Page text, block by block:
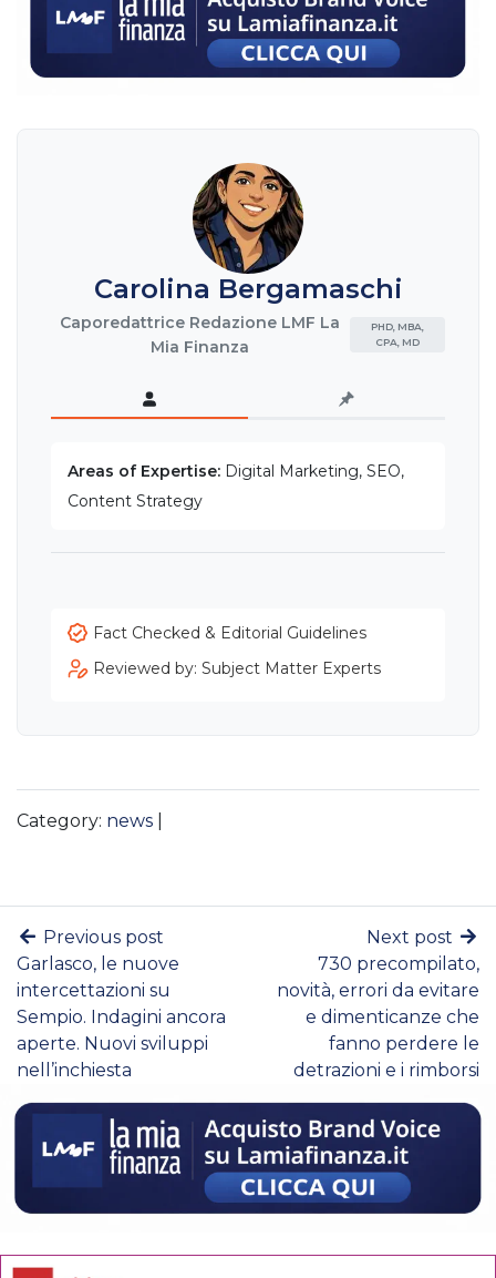
Carolina Bergamaschi
Caporedattrice Redazione LMF La
Mia Finanza
PHD, MBA,
CPA, MD
Areas of Expertise: Digital Marketing, SEO,
Content Strategy
Fact Checked & Editorial Guidelines
Reviewed by: Subject Matter Experts
Category: news
Previous post
Garlasco, le nuove
intercettazioni su
Sempio. Indagini ancora
aperte. Nuovi sviluppi
nell’inchiesta
Next post
730 precompilato,
novità, errori da evitare
e dimenticanze che
fanno perdere le
detrazioni e i rimborsi